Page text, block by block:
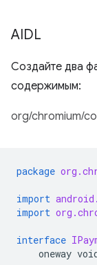
AIDL
Создайте два
содержимым:
org/chromium/
package
import
import
interface
oneway